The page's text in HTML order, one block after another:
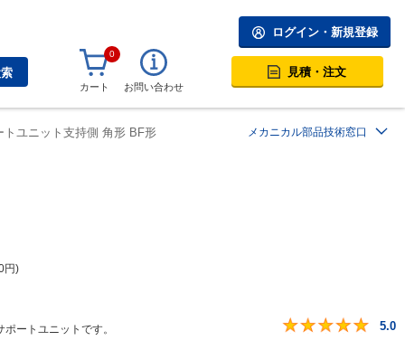
ログイン・新規登録
0
カート お問い合わせ
見積・注文
トユニット支持側 角形 BF形 メカニカル部品技術窓口
円
ートユニットです。 5.0